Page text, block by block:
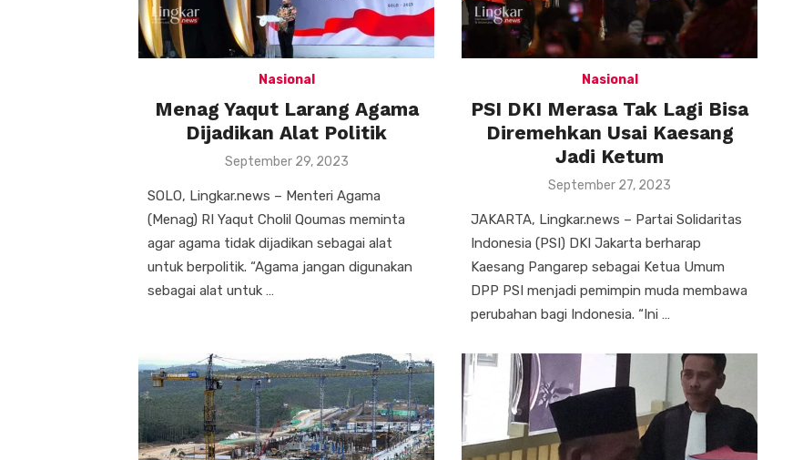
Nasional
Menag Yaqut Larang Agama
Dijadikan Alat Politik
Posted
September 29, 2023
SOLO, Lingkar.news – Menteri Agama
(Menag) RI Yaqut Cholil Qoumas meminta
agar agama tidak dijadikan sebagai alat
untuk berpolitik. “Agama jangan digunakan
sebagai alat untuk …
Nasional
PSI DKI Merasa Tak Lagi Bisa
Diremehkan Usai Kaesang
Jadi Ketum
Posted
September 27, 2023
JAKARTA, Lingkar.news – Partai Solidaritas
Indonesia (PSI) DKI Jakarta berharap
Kaesang Pangarep sebagai Ketua Umum
DPP PSI menjadi pemimpin muda membawa
perubahan bagi Indonesia. “Ini …